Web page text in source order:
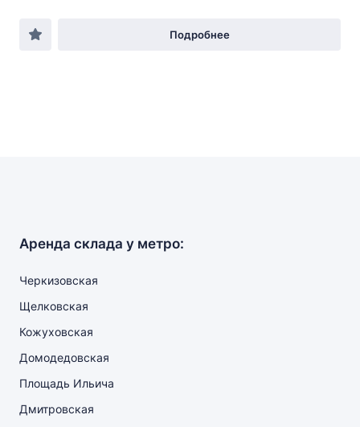
Подробнее
Аренда склада у метро:
Черкизовская
Щелковская
Кожуховская
Домодедовская
Площадь Ильича
Дмитровская